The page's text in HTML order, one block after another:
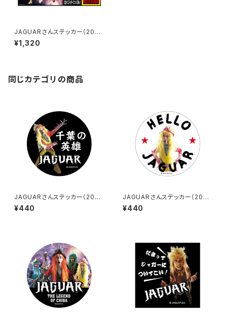
JAGUARさんステッカー（2023
-assort）
¥1,320
同じカテゴリの商品
JAGUARさんステッカー（2023
-1）
¥440
JAGUARさんステッカー（2023
-2）
¥440